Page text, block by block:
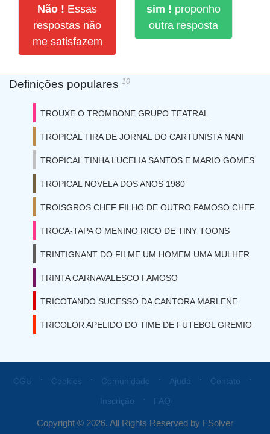
Não ! Essas
respostas não
me satisfazem
sim ! proponho
outra resposta
Definições populares 10
TROUXE O TROMBONE GRUPO TEATRAL
TROPICAL TIRA DE JORNAL DO CARTUNISTA NANI
TROPICAL TINHA LUCELIA SANTOS E MARIO GOMES
TROPICAL NOVELA DOS ANOS 1980
TROISGROS CHEF FILHO DE OUTRO FAMOSO CHEF
TROCA-TAPA O MENINO RICO DE TINY TOONS
TRINTIGNANT DO FILME UM HOMEM UMA MULHER
TRINTA CARNAVALESCO FAMOSO
TRICOTANDO SUCESSO DA CANTORA MARLENE
TRICOLOR APELIDO DO TIME DE FUTEBOL GREMIO
CGU ⋅ Cookies ⋅ Comunidade ⋅ Ajuda ⋅ Contato ⋅
Inscrição ⋅ FAQ
Copyright © 2026. All Rights Reserved by FSolver